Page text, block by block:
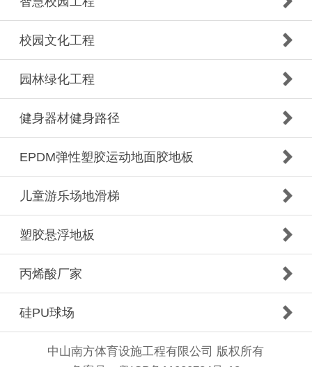
校园文化工程
园林绿化工程
健身器材健身路径
EPDM弹性塑胶运动地面胶地板
儿童游乐场地滑梯
塑胶悬浮地板
丙烯酸厂家
硅PU球场
中山南方体育设施工程有限公司 版权所有